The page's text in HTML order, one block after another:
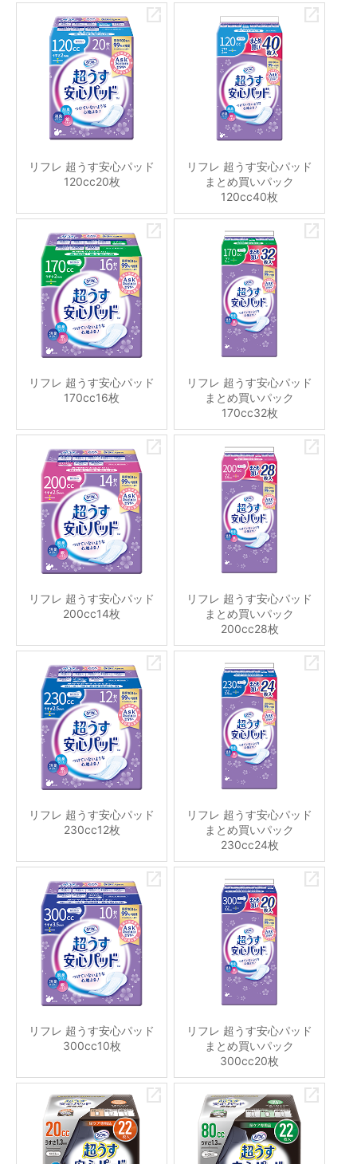
リフレ 超うす安心パッド
120cc20枚
リフレ 超うす安心パッド
まとめ買いパック
120cc40枚
リフレ 超うす安心パッド
170cc16枚
リフレ 超うす安心パッド
まとめ買いパック
170cc32枚
リフレ 超うす安心パッド
200cc14枚
リフレ 超うす安心パッド
まとめ買いパック
200cc28枚
リフレ 超うす安心パッド
230cc12枚
リフレ 超うす安心パッド
まとめ買いパック
230cc24枚
リフレ 超うす安心パッド
300cc10枚
リフレ 超うす安心パッド
まとめ買いパック
300cc20枚